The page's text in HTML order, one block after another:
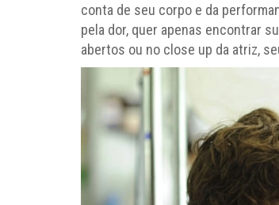
conta de seu corpo e da
pela dor, quer apenas encontrar
abertos ou no close up da atriz,